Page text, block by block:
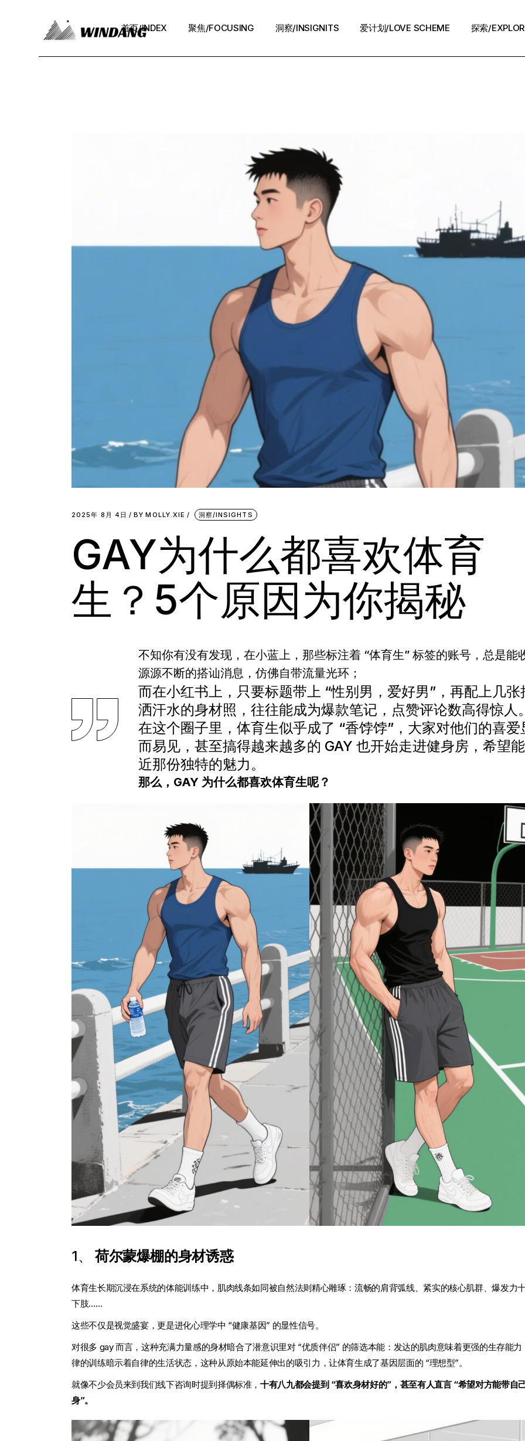
首页/INDEX 聚焦/FOCUSING 洞察/INSIGNITS 爱计划/LOVE SCHEME 探索/
2025年 8月 4日 BY MOLLY.XIE 洞察/INSIGHTS
GAY为什么都喜欢体育
生？5个原因为你揭秘
不知你有没有发现，在小蓝上，那些标注着 “体育生” 标签的账号，总是能
源源不断的搭讪消息，仿佛自带流量光环；
而在小红书上，只要标题带上 “性别男，爱好男”，再配上几张
洒汗水的身材照，往往能成为爆款笔记，点赞评论数高得惊人
在这个圈子里，体育生似乎成了 “香饽饽”，大家对他们的喜爱
而易见，甚至搞得越来越多的 GAY 也开始走进健身房，希望
近那份独特的魅力。
那么，GAY 为什么都喜欢体育生呢？
1、 荷尔蒙爆棚的身材诱惑
体育生长期沉浸在系统的体能训练中，肌肉线条如同被自然法则精心雕琢：流畅的肩背弧线、紧实的核心肌群、爆发力
下肢……
这些不仅是视觉盛宴，更是进化心理学中 “健康基因” 的显性信号。
对很多 gay 而言，这种充满力量感的身材暗合了潜意识里对 “优质伴侣” 的筛选本能：发达的肌肉意味着更强的生存能力
律的训练暗示着自律的生活状态，这种从原始本能延伸出的吸引力，让体育生成了基因层面的 “理想型”。
就像不少会员来到我们线下咨询时提到择偶标准，十有八九都会提到 “喜欢身材好的”，甚至有人直言 “希望对方能带自
身”。